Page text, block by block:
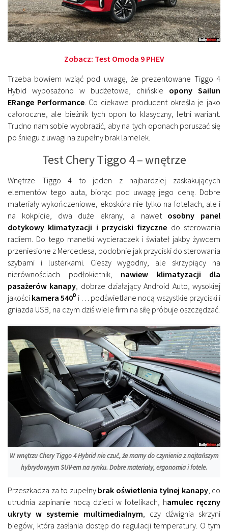
Zobacz: Test Omoda 9 PHEV
Trzeba bowiem wziąć pod uwagę, że prezentowane Tiggo 4
Hybid wyposażono w budżetowe, chińskie opony Sailun
ERange Performance. Co ciekawe producent określa je jako
całoroczne, ale bieżnik tych opon to klasyczny, letni wariant.
Trudno nam sobie wyobrazić, aby na tych oponach poruszać się
po śniegu z uwagi na zupełny brak lamelek.
Test Chery Tiggo 4 – wnętrze
Wnętrze Tiggo 4 to jeden z najbardziej zaskakujących
elementów tego auta, biorąc pod uwagę jego cenę. Dobre
materiały wykończeniowe, ekoskóra nie tylko na fotelach, ale i
na kokpicie, dwa duże ekrany, a nawet osobny panel
dotykowy klimatyzacji i przyciski fizyczne do sterowania
radiem. Do tego manetki wycieraczek i świateł jakby żywcem
przeniesione z Mercedesa, podobnie jak przyciski do sterowania
szybami i lusterkami. Cieszy wygodny, ale skrzypiący na
nierównościach podłokietnik, nawiew klimatyzacji dla
pasażerów kanapy, dobrze działający Android Auto, wysokiej
jakości kamera 540⁰ i … podświetlane nocą wszystkie przyciski i
gniazda USB, na czym dziś wiele firm na siłę próbuje oszczędzać.
W wnętrzu Chery Tiggo 4 Hybrid nie czuć, że mamy do czynienia z najtańszym
hybrydowyym SUV-em na rynku. Dobre materiały, ergonomia i fotele.
Przeszkadza za to zupełny brak oświetlenia tylnej kanapy, co
utrudnia zapinanie nocą dzieci w fotelikach, hamulec ręczny
ukryty w systemie multimedialnym , czy dźwignia skrzyni
biegów, która zasłania dostęp do regulacji temperatury. O tym